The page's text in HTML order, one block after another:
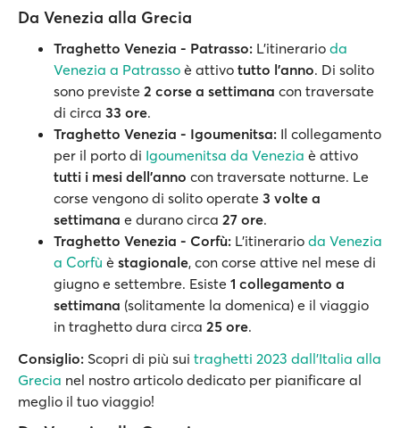
Da Venezia alla Grecia
Traghetto Venezia - Patrasso: L’itinerario da
Venezia a Patrasso è attivo tutto l'anno. Di solito
sono previste 2 corse a settimana con traversate
di circa 33 ore.
Traghetto Venezia - Igoumenitsa: Il collegamento
per il porto di Igoumenitsa da Venezia è attivo
tutti i mesi dell'anno con traversate notturne. Le
corse vengono di solito operate 3 volte a
settimana e durano circa 27 ore.
Traghetto Venezia - Corfù: L’itinerario da Venezia
a Corfù è stagionale, con corse attive nel mese di
giugno e settembre. Esiste 1 collegamento a
settimana (solitamente la domenica) e il viaggio
in traghetto dura circa 25 ore.
Consiglio: Scopri di più sui traghetti 2023 dall'Italia alla
Grecia nel nostro articolo dedicato per pianificare al
meglio il tuo viaggio!